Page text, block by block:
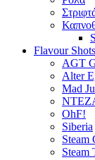
Flavour Shots
AGT
Alter
Mad
OhF!
Siberia
Steam
Steam